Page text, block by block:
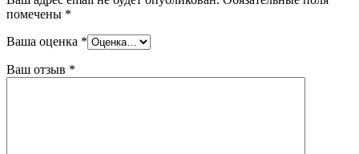
помечены *
Ваша оценка *
Ваш отзыв *